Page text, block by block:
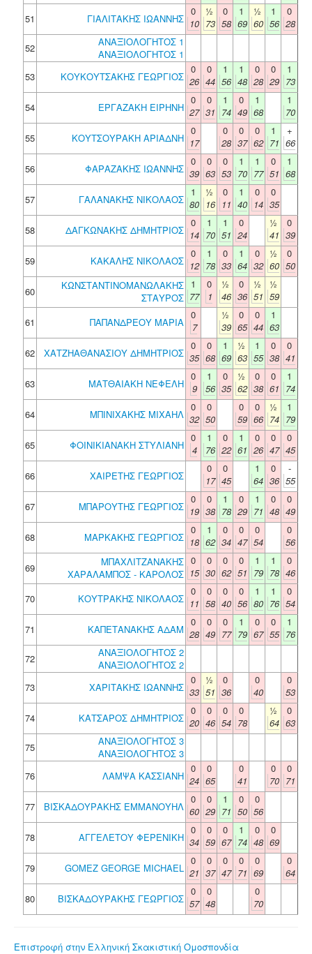
51
ΓΙΑΛΙΤΑΚΗΣ ΙΩΑΝΝΗΣ
0
10
½
73
0
58
1
69
½
60
1
56
0
28
52
ΑΝΑΞΙΟΛΟΓΗΤΟΣ 1
ΑΝΑΞΙΟΛΟΓΗΤΟΣ 1
53
ΚΟΥΚΟΥΤΣΑΚΗΣ ΓΕΩΡΓΙΟΣ
0
26
0
44
1
56
1
48
0
28
0
29
1
73
54
ΕΡΓΑΖΑΚΗ ΕΙΡΗΝΗ
0
27
0
31
1
74
0
49
1
68
1
70
55
ΚΟΥΤΣΟΥΡΑΚΗ ΑΡΙΑΔΝΗ
0
17
0
28
0
37
0
62
1
71
+
66
56
ΦΑΡΑΖΑΚΗΣ ΙΩΑΝΝΗΣ
0
39
0
63
0
53
1
70
1
77
0
51
1
68
57
ΓΑΛΑΝΑΚΗΣ ΝΙΚΟΛΑΟΣ
1
80
½
16
0
11
1
40
0
14
0
35
58
ΔΑΓΚΩΝΑΚΗΣ ΔΗΜΗΤΡΙΟΣ
0
14
1
70
1
51
0
24
½
41
0
39
59
ΚΑΚΑΛΗΣ ΝΙΚΟΛΑΟΣ
0
12
1
78
0
33
1
64
0
32
½
60
0
50
60
ΚΩΝΣΤΑΝΤΙΝΟΜΑΝΩΛΑΚΗΣ
ΣΤΑΥΡΟΣ
1
77
0
1
½
46
0
36
½
51
½
59
61
ΠΑΠΑΝΔΡΕΟΥ ΜΑΡΙΑ
0
7
½
39
0
65
0
44
1
63
62
ΧΑΤΖΗΑΘΑΝΑΣΙΟΥ ΔΗΜΗΤΡΙΟΣ
0
35
0
68
1
69
½
63
1
55
0
38
0
41
63
ΜΑΤΘΑΙΑΚΗ ΝΕΦΕΛΗ
0
9
1
56
0
35
½
62
0
38
0
61
1
74
64
ΜΠΙΝΙΧΑΚΗΣ ΜΙΧΑΗΛ
0
32
0
50
0
59
0
66
½
74
1
79
65
ΦΟΙΝΙΚΙΑΝΑΚΗ ΣΤΥΛΙΑΝΗ
0
4
1
76
0
22
1
61
0
26
0
47
0
45
66
ΧΑΙΡΕΤΗΣ ΓΕΩΡΓΙΟΣ
0
17
0
45
1
64
0
36
-
55
67
ΜΠΑΡΟΥΤΗΣ ΓΕΩΡΓΙΟΣ
0
19
0
38
1
78
0
29
1
71
0
48
0
49
68
ΜΑΡΚΑΚΗΣ ΓΕΩΡΓΙΟΣ
0
18
1
62
0
34
0
47
0
54
0
56
69
ΜΠΑΧΛΙΤΖΑΝΑΚΗΣ
ΧΑΡΑΛΑΜΠΟΣ - ΚΑΡΟΛΟΣ
0
15
0
30
0
62
0
51
1
79
1
78
0
46
70
ΚΟΥΤΡΑΚΗΣ ΝΙΚΟΛΑΟΣ
0
11
0
58
0
40
0
56
1
80
1
76
0
54
71
ΚΑΠΕΤΑΝΑΚΗΣ ΑΔΑΜ
0
28
0
49
0
77
1
79
0
67
0
55
1
76
72
ΑΝΑΞΙΟΛΟΓΗΤΟΣ 2
ΑΝΑΞΙΟΛΟΓΗΤΟΣ 2
73
ΧΑΡΙΤΑΚΗΣ ΙΩΑΝΝΗΣ
0
33
½
51
0
36
0
40
0
53
74
ΚΑΤΣΑΡΟΣ ΔΗΜΗΤΡΙΟΣ
0
20
0
46
0
54
0
78
½
64
0
63
75
ΑΝΑΞΙΟΛΟΓΗΤΟΣ 3
ΑΝΑΞΙΟΛΟΓΗΤΟΣ 3
76
ΛΑΜΨΑ ΚΑΣΣΙΑΝΗ
0
24
0
65
0
41
0
70
0
71
77
ΒΙΣΚΑΔΟΥΡΑΚΗΣ ΕΜΜΑΝΟΥΗΛ
0
60
0
29
1
71
0
50
0
56
78
ΑΓΓΕΛΕΤΟΥ ΦΕΡΕΝΙΚΗ
0
34
0
59
0
67
1
74
0
48
0
69
79
GOMEZ GEORGE MICHAEL
0
21
0
37
0
47
0
71
0
69
0
64
80
ΒΙΣΚΑΔΟΥΡΑΚΗΣ ΓΕΩΡΓΙΟΣ
0
57
0
48
0
70
Επιστροφή στην Ελληνική Σκακιστική Ομοσπονδία